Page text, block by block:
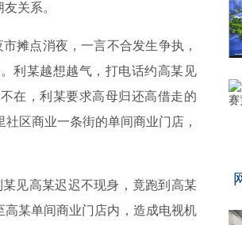
关系。
点消夜，一言不合发生争执，
利某越想越气，打电话约高某见
在，利某要求高母归还高借走的
区商业一条街的单间商业门店，
见高某迟迟不现身，竟跑到高某
某单间商业门店内，造成电视机